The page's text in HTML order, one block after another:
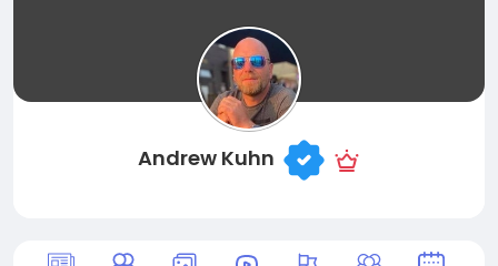
Andrew Kuhn